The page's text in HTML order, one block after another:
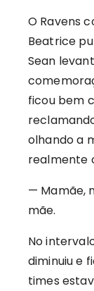
O Ravens
Beatrice
Sean
ficou bem
olhando a
realmente
— Mamãe,
mãe.
No
diminuiu e
times